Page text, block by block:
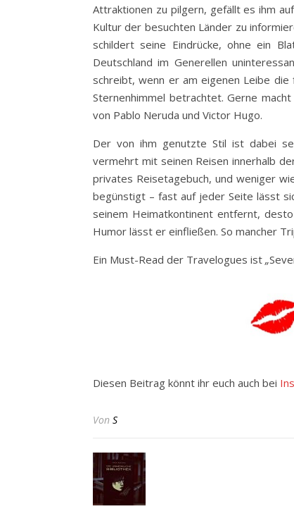
Attraktionen zu pilgern, gefällt es ihm
Kultur der besuchten Länder zu
schildert seine Eindrücke, ohne ein
Deutschland im Generellen
schreibt, wenn er am eigenen Leibe
Sternenhimmel betrachtet. Gerne
von Pablo Neruda und Victor Hugo.
Der von ihm genutzte Stil ist dabei
vermehrt mit seinen Reisen innerhalb
privates Reisetagebuch, und weniger
begünstigt – fast auf jeder Seite lässt
seinem Heimatkontinent entfernt,
Humor lässt er einfließen. So mancher
Ein Must-Read der Travelogues ist „
Diesen Beitrag könnt ihr euch auch bei
Von S